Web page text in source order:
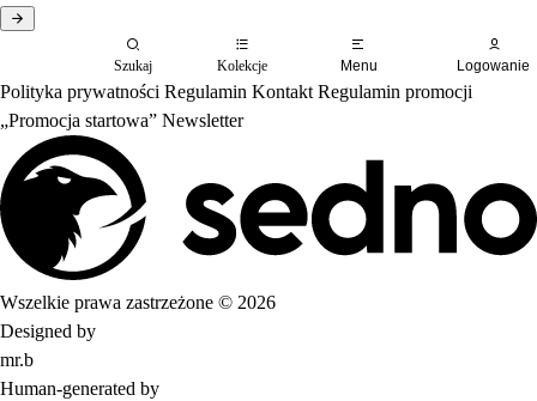
Szukaj Kolekcje Menu Logowanie
Polityka prywatności Regulamin Kontakt Regulamin promocji
„Promocja startowa” Newsletter
Wszelkie prawa zastrzeżone © 2026
Designed by
mr.b
Human-generated by